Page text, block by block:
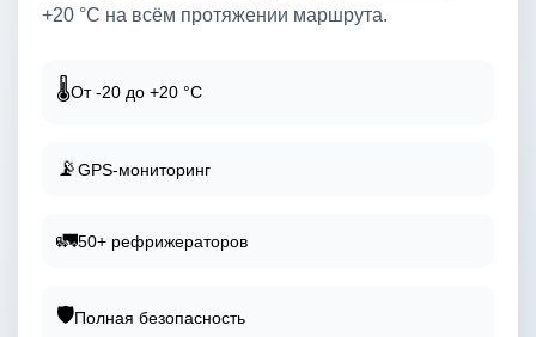
+20 °C на всём протяжении маршрута.
🌡️От -20 до +20 °C
📡GPS-мониторинг
🚛50+ рефрижераторов
🛡️Полная безопасность